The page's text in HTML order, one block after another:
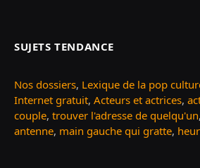
SUJETS TENDANCE
Nos dossiers, Lexique de la pop
Internet gratuit, Acteurs et actrices,
couple, trouver l'adresse de quelqu'un,
antenne, main gauche qui gratte,